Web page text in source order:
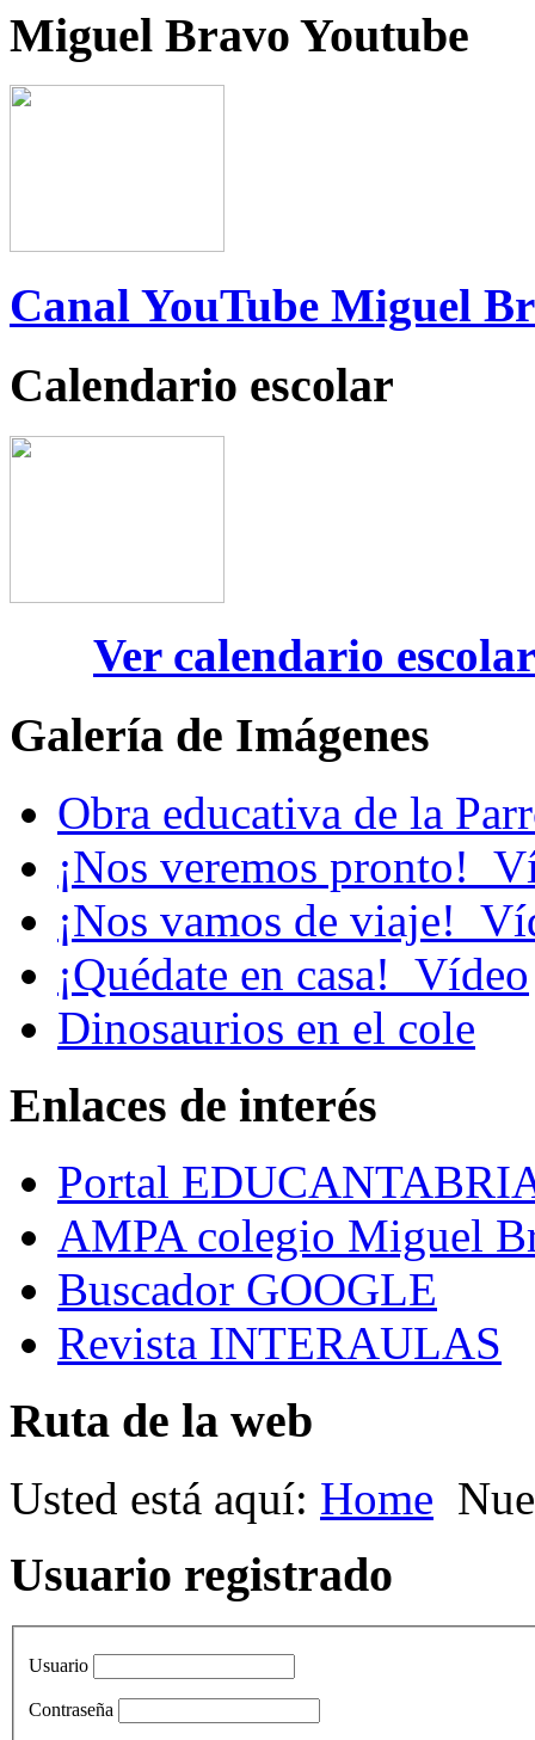
Miguel Bravo Youtube
Canal YouTube Miguel
Calendario escolar
Ver calendario escolar
Galería de Imágenes
Obra educativa de la
¡Nos veremos
¡Nos vamos de
¡Quédate en casa!_Vídeo
Dinosaurios en el cole
Enlaces de interés
Portal
AMPA colegio Miguel
Buscador GOOGLE
Revista INTERAULAS
Ruta de la web
Usted está aquí: Home
Usuario registrado
Usuario
Contraseña